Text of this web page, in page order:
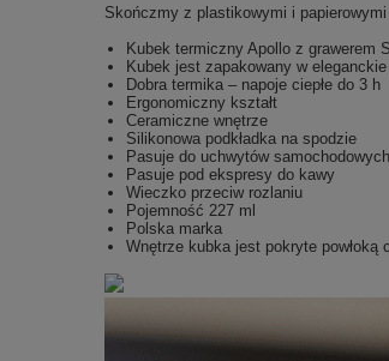
Skończmy z plastikowymi i
Kubek termiczny Apollo z grawerem
Kubek jest zapakowany w
Dobra termika – napoje ciepłe do 3 h
Ergonomiczny kształt
Ceramiczne wnętrze
Silikonowa podkładka na spodzie
Pasuje do uchwytów samochodowych
Pasuje pod ekspresy do kawy
Wieczko przeciw rozlaniu
Pojemność 227 ml
Polska marka
Wnętrze kubka jest pokryte powłoką